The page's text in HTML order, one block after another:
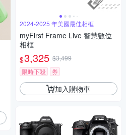
2024-2025 年美國最佳相框
myFirst Frame Live 智慧數位
相框
$3,325 $3,499
限時下殺
券
加入購物車